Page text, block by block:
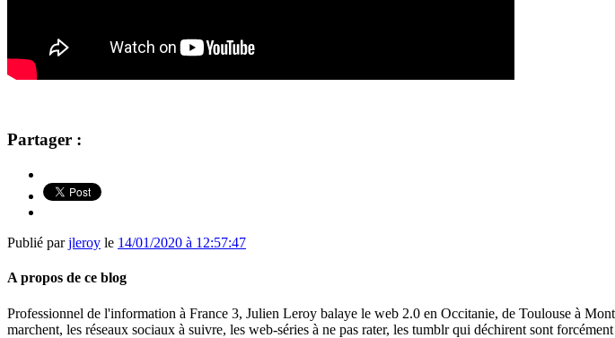
Partager :
Publié parjleroy le 14/01/2020 à 12:57:47
A propos de ce blog
Professionnel de l'information à France 3, Julien Leroy balaye le web 2.0 en Occitanie, de Toulouse à
marchent, les réseaux sociaux à suivre, les web-séries à ne pas rater, les tumblr qui déchirent sont